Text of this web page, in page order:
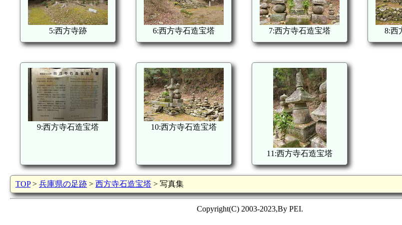
5:西方寺跡 6:西方寺石造宝塔 7:西方寺石造宝塔 8:西
9:西方寺石造宝塔 10:西方寺石造宝塔
11:西方寺石造宝塔
TOP> 兵庫県の足跡 > 西方寺石造宝塔 > 写真集
Copyright(C) 2003-2023,By PEI.